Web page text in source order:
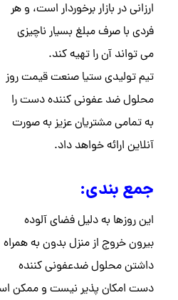
ارزانی در بازار برخوردار است، و هر
فردی با صرف مبلغ بسیار ناچیزی
می تواند آن را تهیه کند.
تیم تولیدی ستیا صنعت قیمت روز
محلول ضد عفونی کننده دست را
به تمامی مشتریان عزیز به صورت
آنلاین ارائه خواهد داد.
جمع بندی:
این روزها به دلیل فضای آلوده
بیرون خروج از منزل بدون به همراه
داشتن محلول ضدعفونی کننده
دست امکان پذیر نیست و ممکن